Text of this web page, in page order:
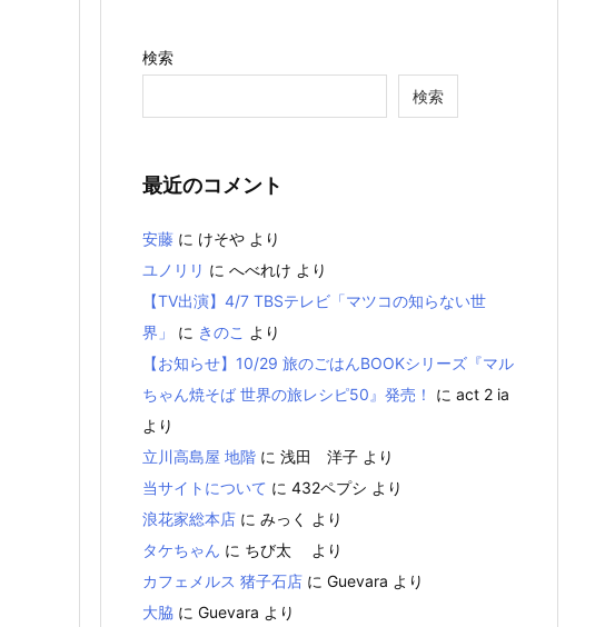
検索
検索
最近のコメント
安藤 に けそや より
ユノリリ に へべれけ より
【TV出演】4/7 TBSテレビ「マツコの知らない世
界」
に きのこ より
【お知らせ】10/29 旅のごはんBOOKシリーズ『マル
ちゃん焼そば 世界の旅レシピ50』発売！
に act 2 ia
より
立川高島屋 地階 に 浅田 洋子 より
当サイトについて に 432ペプシ より
浪花家総本店 に みっく
より
タケちゃん に ちび太
より
カフェメルス 猪子石店 に Guevara より
大脇 に Guevara より